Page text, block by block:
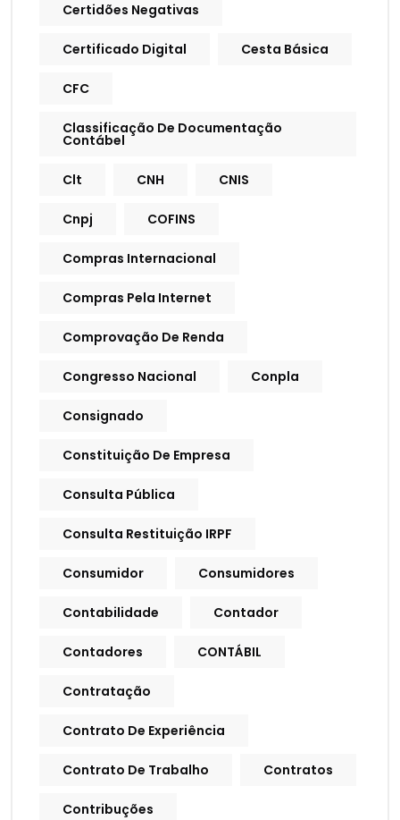
Certidões Negativas
Certificado Digital Cesta Básica
CFC
Classificação De Documentação
Contábel
Clt CNH CNIS
Cnpj COFINS
Compras Internacional
Compras Pela Internet
Comprovação De Renda
Congresso Nacional Conpla
Consignado
Constituição De Empresa
Consulta Pública
Consulta Restituição IRPF
Consumidor Consumidores
Contabilidade Contador
Contadores CONTÁBIL
Contratação
Contrato De Experiência
Contrato De Trabalho Contratos
Contribuções